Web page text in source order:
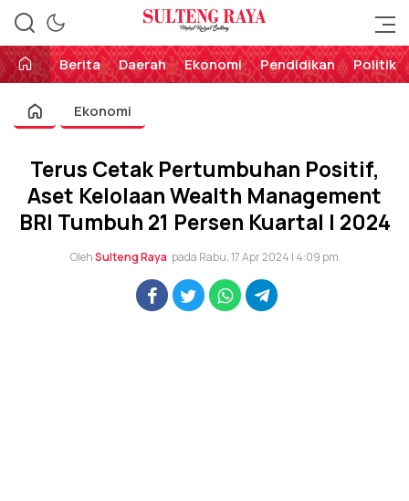
Sulteng Raya
Perekat Rakyat Sulteng
Berita
Daerah Ekonomi Pendidikan Politik
Ekonomi
Terus Cetak Pertumbuhan Positif,
Aset Kelolaan Wealth Management
BRI Tumbuh 21 Persen Kuartal I 2024
OlehSulteng Raya pada Rabu, 17 Apr 2024 | 4:09 pm